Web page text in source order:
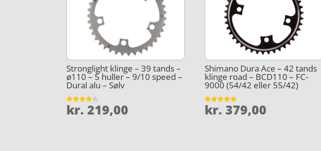
Stronglight klinge – 39 tands –
ø110 – 5 huller – 9/10 speed –
Dural alu – Sølv
Vurderet
3.8
kr. 219,00
Shimano Dura Ace – 42 tands
klinge road – BCD110 – FC-
9000 (54/42 eller 55/42)
Vurderet
4.9
kr. 379,00